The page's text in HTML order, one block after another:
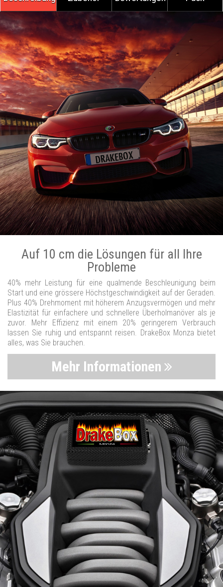
Auf 10 cm die Lösungen für all Ihre
Probleme
40% mehr Leistung für eine qualmende Beschleunigung beim
Start und eine grössere Höchstgeschwindigkeit auf der Geraden.
Plus 40% Drehmoment mit höherem Anzugsvermögen und mehr
Elastizität für einfachere und schnellere Überholmanöver als je
zuvor. Mehr Effizienz mit einem 20% geringerem Verbrauch
lassen Sie ruhig und entspannt reisen. DrakeBox Monza bietet
alles, was Sie brauchen.
Mehr Informationen